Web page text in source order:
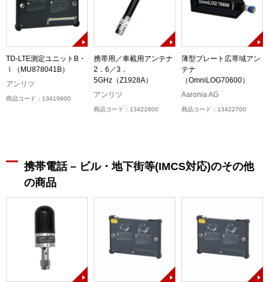
TD-LTE測定ユニットB・
Ⅰ（MU878041B）
アンリツ
商品コード：13419900
携帯用／車載用アンテナ
2．6／3．
5GHz（Z1928A）
アンリツ
商品コード：13422600
薄型プレート広帯域アン
テナ
（OmniLOG70600）
Aaronia AG
商品コード：13422700
携帯電話 – ビル・地下街等(IMCS対応)のその他
の商品